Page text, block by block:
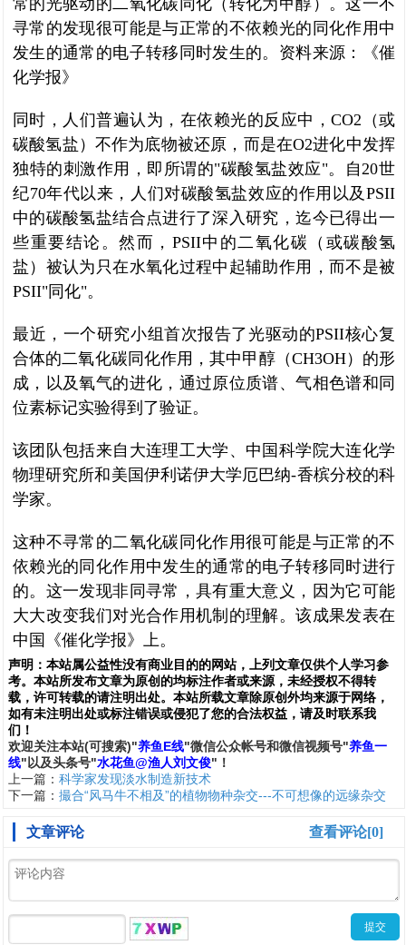
常的光驱动的二氧化碳同化（转化为甲醇）。这一不
寻常的发现很可能是与正常的不依赖光的同化作用中
发生的通常的电子转移同时发生的。资料来源：《催
化学报》
同时，人们普遍认为，在依赖光的反应中，CO2（或
碳酸氢盐）不作为底物被还原，而是在O2进化中发挥
独特的刺激作用，即所谓的"碳酸氢盐效应"。自20世
纪70年代以来，人们对碳酸氢盐效应的作用以及PSII
中的碳酸氢盐结合点进行了深入研究，迄今已得出一
些重要结论。然而，PSII中的二氧化碳（或碳酸氢
盐）被认为只在水氧化过程中起辅助作用，而不是被
PSII"同化"。
最近，一个研究小组首次报告了光驱动的PSII核心复
合体的二氧化碳同化作用，其中甲醇（CH3OH）的形
成，以及氧气的进化，通过原位质谱、气相色谱和同
位素标记实验得到了验证。
该团队包括来自大连理工大学、中国科学院大连化学
物理研究所和美国伊利诺伊大学厄巴纳-香槟分校的科
学家。
这种不寻常的二氧化碳同化作用很可能是与正常的不
依赖光的同化作用中发生的通常的电子转移同时进行
的。这一发现非同寻常，具有重大意义，因为它可能
大大改变我们对光合作用机制的理解。该成果发表在
中国《催化学报》上。
声明： 本站属公益性没有商业目的的网站，上列文章仅供个人学习参
考。本站所发布文章为原创的均标注作者或来源，未经授权不得转
载，许可转载的请注明出处。本站所载文章除原创外均来源于网络，
如有未注明出处或标注错误或侵犯了您的合法权益，请及时联系我
们 ！
欢迎关注本站(可搜索)"养鱼E线"微信公众帐号和微信视频号"养鱼一
线" 以及头条号"水花鱼@渔人刘文俊"！
上一篇： 科学家发现淡水制造新技术
下一篇： 撮合“风马牛不相及”的植物物种杂交---不可想像的远缘杂交
查看评论[0]
文章评论